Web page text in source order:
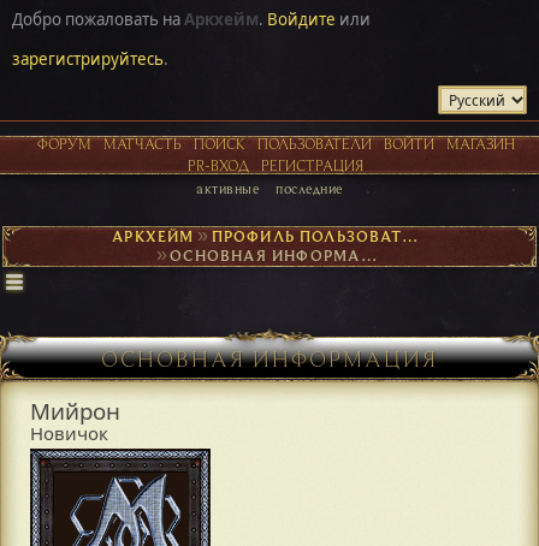
Добро пожаловать наАркхейм. Войдите или
зарегистрируйтесь.
ФОРУМ МАТЧАСТЬ ПОИСК ПОЛЬЗОВАТЕЛИ ВОЙТИ
МАГАЗИН
PR-ВХОД
РЕГИСТРАЦИЯ
активные последние
АРКХЕЙМ► ПРОФИЛЬ ПОЛЬЗОВАТЕЛЯ МИЙРОН
► ОСНОВНАЯ ИНФОРМАЦИЯ
ОСНОВНАЯ ИНФОРМАЦИЯ
Мийрон
Новичок